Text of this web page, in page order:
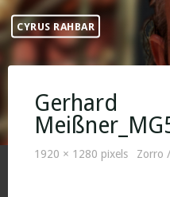
Skip
content
CYRUS RAHBAR
Gerhard
Full
1920 × 1280 pixels Zorro